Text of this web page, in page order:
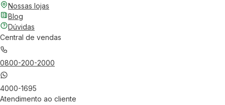
Nossas lojas
Blog
Dúvidas
Central de vendas
0800-200-2000
4000-1695
Atendimento ao cliente